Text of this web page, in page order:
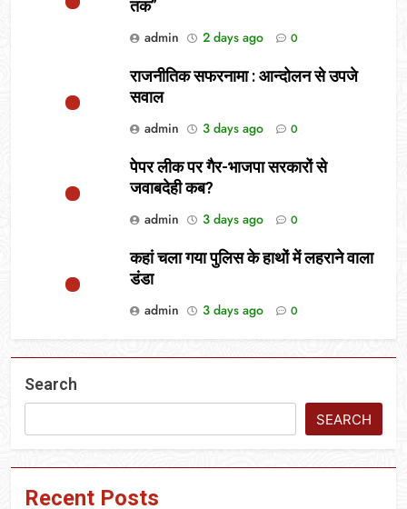
तक”
admin
2 days ago 0
राजनीतिक सफरनामा : आन्दोलन से उपजे
सवाल
admin
3 days ago 0
पेपर लीक पर गैर-भाजपा सरकारों से
जवाबदेही कब?
admin
3 days ago 0
कहां चला गया पुलिस के हाथों में लहराने वाला
डंडा
admin
3 days ago 0
Search
SEARCH
Recent Posts